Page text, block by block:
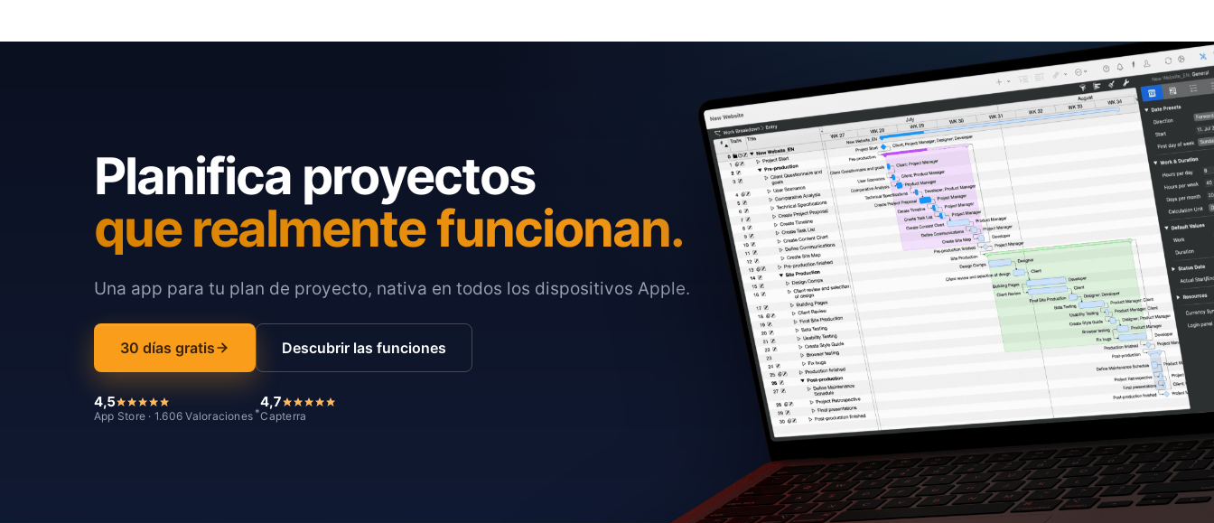
Planifica proyectos
que realmente funcionan.
Una app para tu plan de proyecto, nativa en todos los dispositivos Apple.
30 días gratis Descubrir las funciones
4,5
App Store · 1.606 Valoraciones *
4,7
Capterra